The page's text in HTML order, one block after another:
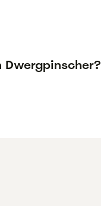
Dwergpinscher?